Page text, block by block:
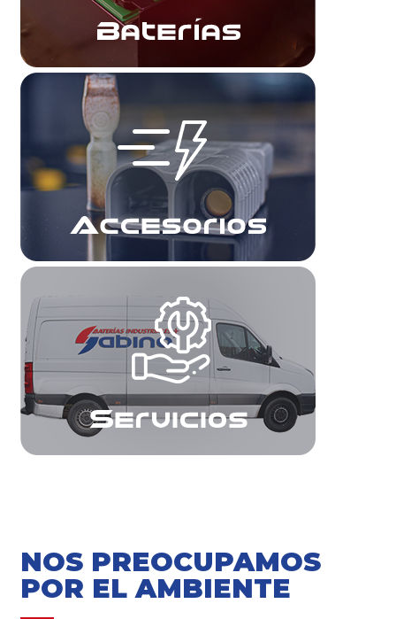
NOS PREOCUPAMOS
POR EL AMBIENTE